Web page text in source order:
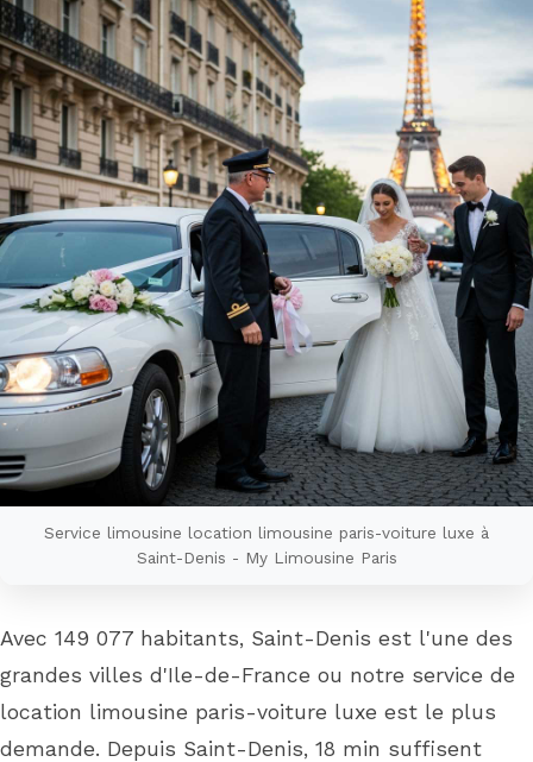
Service limousine location limousine paris-voiture luxe à
Saint-Denis - My Limousine Paris
Avec 149 077 habitants, Saint-Denis est l'une des
grandes villes d'Ile-de-France ou notre service de
location limousine paris-voiture luxe est le plus
demande. Depuis Saint-Denis, 18 min suffisent